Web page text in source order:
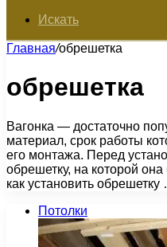
Искать
Главная/обрешетка
обрешетка
Вагонка — достаточно
материал, срок работы
его монтажа. Перед
обрешетку, на которой
как установить обрешетку
Потолки